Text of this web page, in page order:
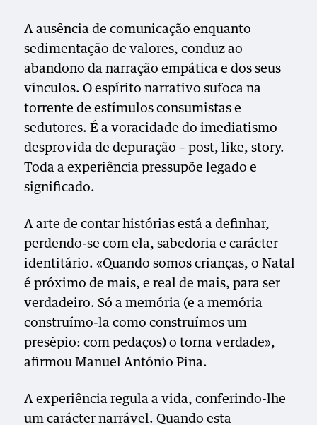
A ausência de comunicação enquanto
sedimentação de valores, conduz ao
abandono da narração empática e dos seus
vínculos. O espírito narrativo sufoca na
torrente de estímulos consumistas e
sedutores. É a voracidade do imediatismo
desprovida de depuração – post, like, story.
Toda a experiência pressupõe legado e
significado.
A arte de contar histórias está a definhar,
perdendo-se com ela, sabedoria e carácter
identitário. «Quando somos crianças, o Natal
é próximo de mais, e real de mais, para ser
verdadeiro. Só a memória (e a memória
construímo-la como construímos um
presépio: com pedaços) o torna verdade»,
afirmou Manuel António Pina.
A experiência regula a vida, conferindo-lhe
um carácter narrável. Quando esta